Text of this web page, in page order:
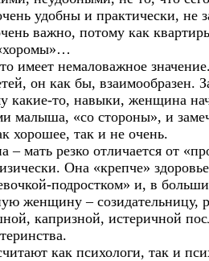
удобны и практически, не
важно, потому как
имеет немаловажное
он как бы, взаимообразен.
какие-то, навыки, женщина
малыша, «со стороны», и
хорошее, так и не очень.
мать резко отличается от
Она «крепче»
подростком» и, в
женщину – созидательницу,
капризной, истеричной
как психологи, так и